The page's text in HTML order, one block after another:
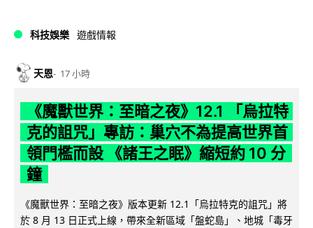
科技娛樂 遊戲情報
天恩 17 小時
《魔獸世界：至暗之夜》12.1 「烏拉特
克的詛咒」專訪：巢穴不為提高世界首
領門檻而設 《諸王之眠》縮短約 10 分
鐘
《魔獸世界：至暗之夜》版本更新 12.1「烏拉特克的詛咒」將
於 8 月 13 日正式上線，帶來全新區域「盤蛇島」、地城「毒牙